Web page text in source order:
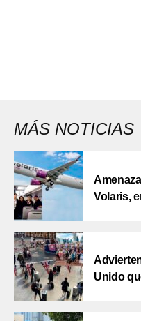
MÁS NOTICIAS
Volaris,
Unido